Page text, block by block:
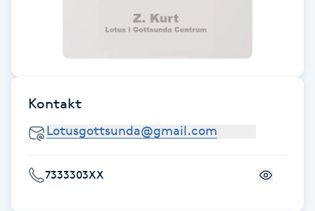
Fet hårbotten
Fibromassage
Fillers
Kontakt
7333303XX